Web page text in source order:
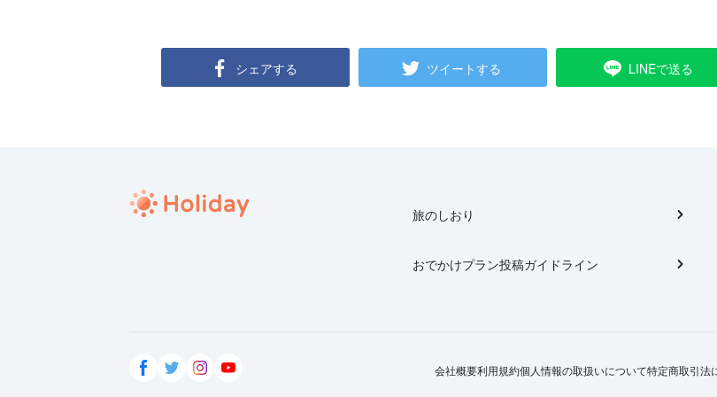
シェアする ツイートする LINEで送る
旅のしおり
おでかけプラン投稿ガイドライン
会社概要利用規約個人情報の取扱いについて特定商取引法